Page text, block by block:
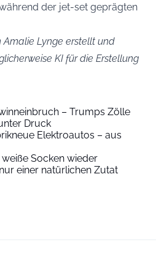
der jet-set geprägten
Amalie Lynge erstellt und
KI für die Erstellung
– Trumps Zölle
Druck
Elektroautos – aus
Socken wieder
einer natürlichen Zutat